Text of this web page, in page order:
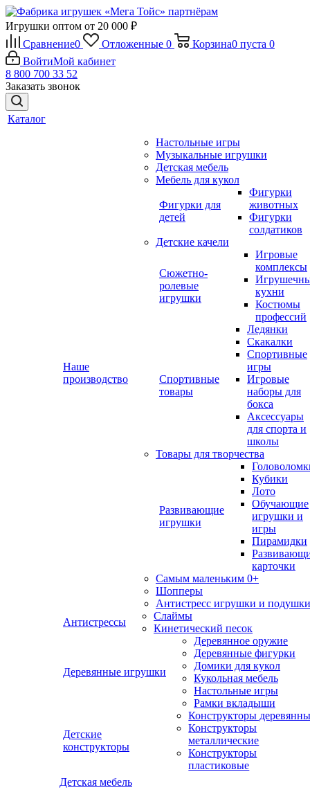
Игрушки оптом от 20 000 ₽
Сравнение0 Отложенные 0 Корзина0 пуста 0
ВойтиМой кабинет
8 800 700 33 52
Заказать звонок
Каталог
Наше
производство
Настольные игры
Музыкальные игрушки
Детская мебель
Мебель для кукол
Фигурки для
детей
Фигурки
животных
Фигурки
солдатиков
Детские качели
Сюжетно-
ролевые
игрушки
Игровые
комплексы
кухни
Костюмы
профессий
Спортивные
товары
Ледянки
Скакалки
Спортивные
игры
Игровые
наборы для
бокса
Аксессуары
для спорта и
школы
Товары для творчества
Развивающие
игрушки
Кубики
Лото
Обучающие
игрушки и
игры
Пирамидки
карточки
Самым маленьким 0+
Шопперы
Антистресс игрушки и подушки
Антистрессы
Слаймы
Кинетический песок
Деревянные игрушки
Деревянное оружие
Деревянные фигурки
Домики для кукол
Кукольная мебель
Настольные игры
Рамки вкладыши
Детские
конструкторы
Конструкторы
Конструкторы
металлические
Конструкторы
пластиковые
Детская мебель